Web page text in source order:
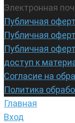
Электронная
Публичная
Публичная
Публичная
доступ к
Согласие на
Политика
Главная
Вход